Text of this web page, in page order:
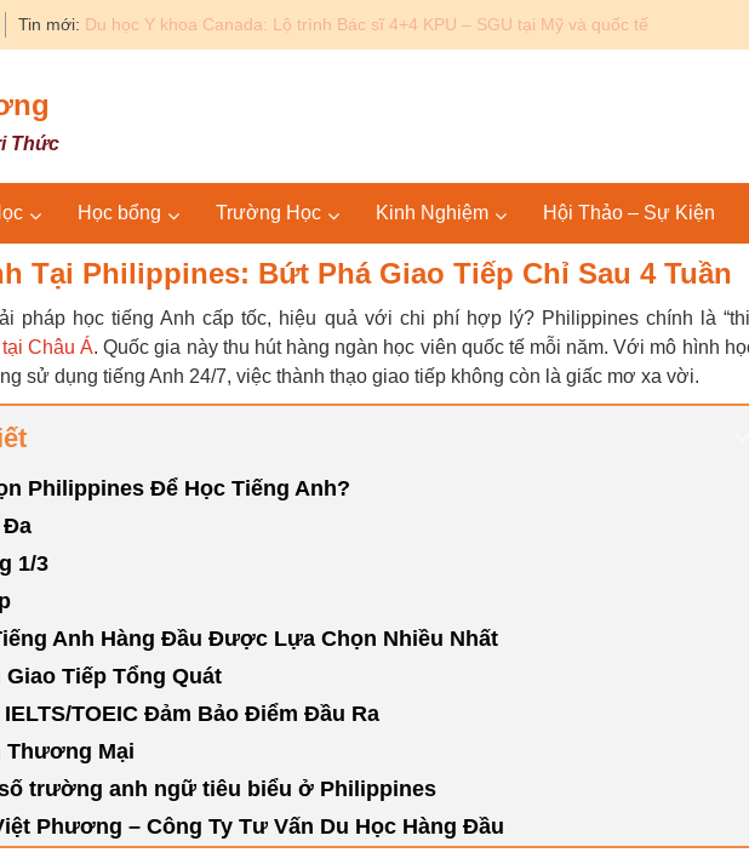
Tin mới: Du học Y khoa Canada: Lộ trình Bác sĩ 4+4 KPU – SGU tại Mỹ và quốc tế
Thức
Học bổng Trường Học Kinh Nghiệm Hội Thảo – Sự Kiện
Tại Philippines: Bứt Phá Giao Tiếp Chỉ Sau 4 Tuần
pháp học tiếng Anh cấp tốc, hiệu quả với chi phí hợp lý? Philippines chính là
Châu Á. Quốc gia này thu hút hàng ngàn học viên quốc tế mỗi năm. Với mô hình
sử dụng tiếng Anh 24/7, việc thành thạo giao tiếp không còn là giấc mơ xa vời.
Philippines Để Học Tiếng Anh?
Đa
1/3
Anh Hàng Đầu Được Lựa Chọn Nhiều Nhất
Tiếp Tổng Quát
TOEIC Đảm Bảo Điểm Đầu Ra
Thương Mại
trường anh ngữ tiêu biểu ở Philippines
Phương – Công Ty Tư Vấn Du Học Hàng Đầu